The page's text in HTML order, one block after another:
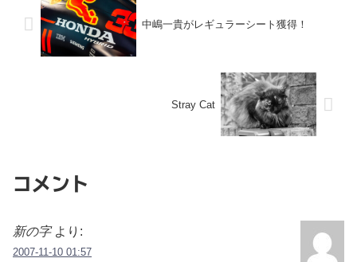
中嶋一貴がレギュラーシート獲得！
Stray Cat
コメント
新の字 より:
2007-11-10 01:57